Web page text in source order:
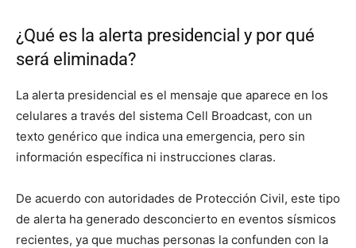
¿Qué es la alerta presidencial y por qué
será eliminada?
La alerta presidencial es el mensaje que aparece en los
celulares a través del sistema Cell Broadcast, con un
texto genérico que indica una emergencia, pero sin
información específica ni instrucciones claras.
De acuerdo con autoridades de Protección Civil, este tipo
de alerta ha generado desconcierto en eventos sísmicos
recientes, ya que muchas personas la confunden con la